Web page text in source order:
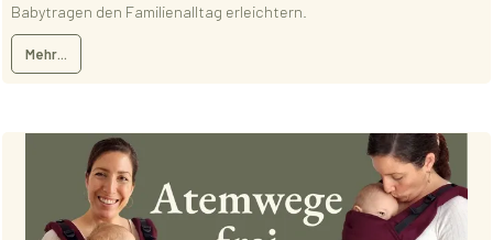
Babytragen den Familienalltag erleichtern.
Mehr...